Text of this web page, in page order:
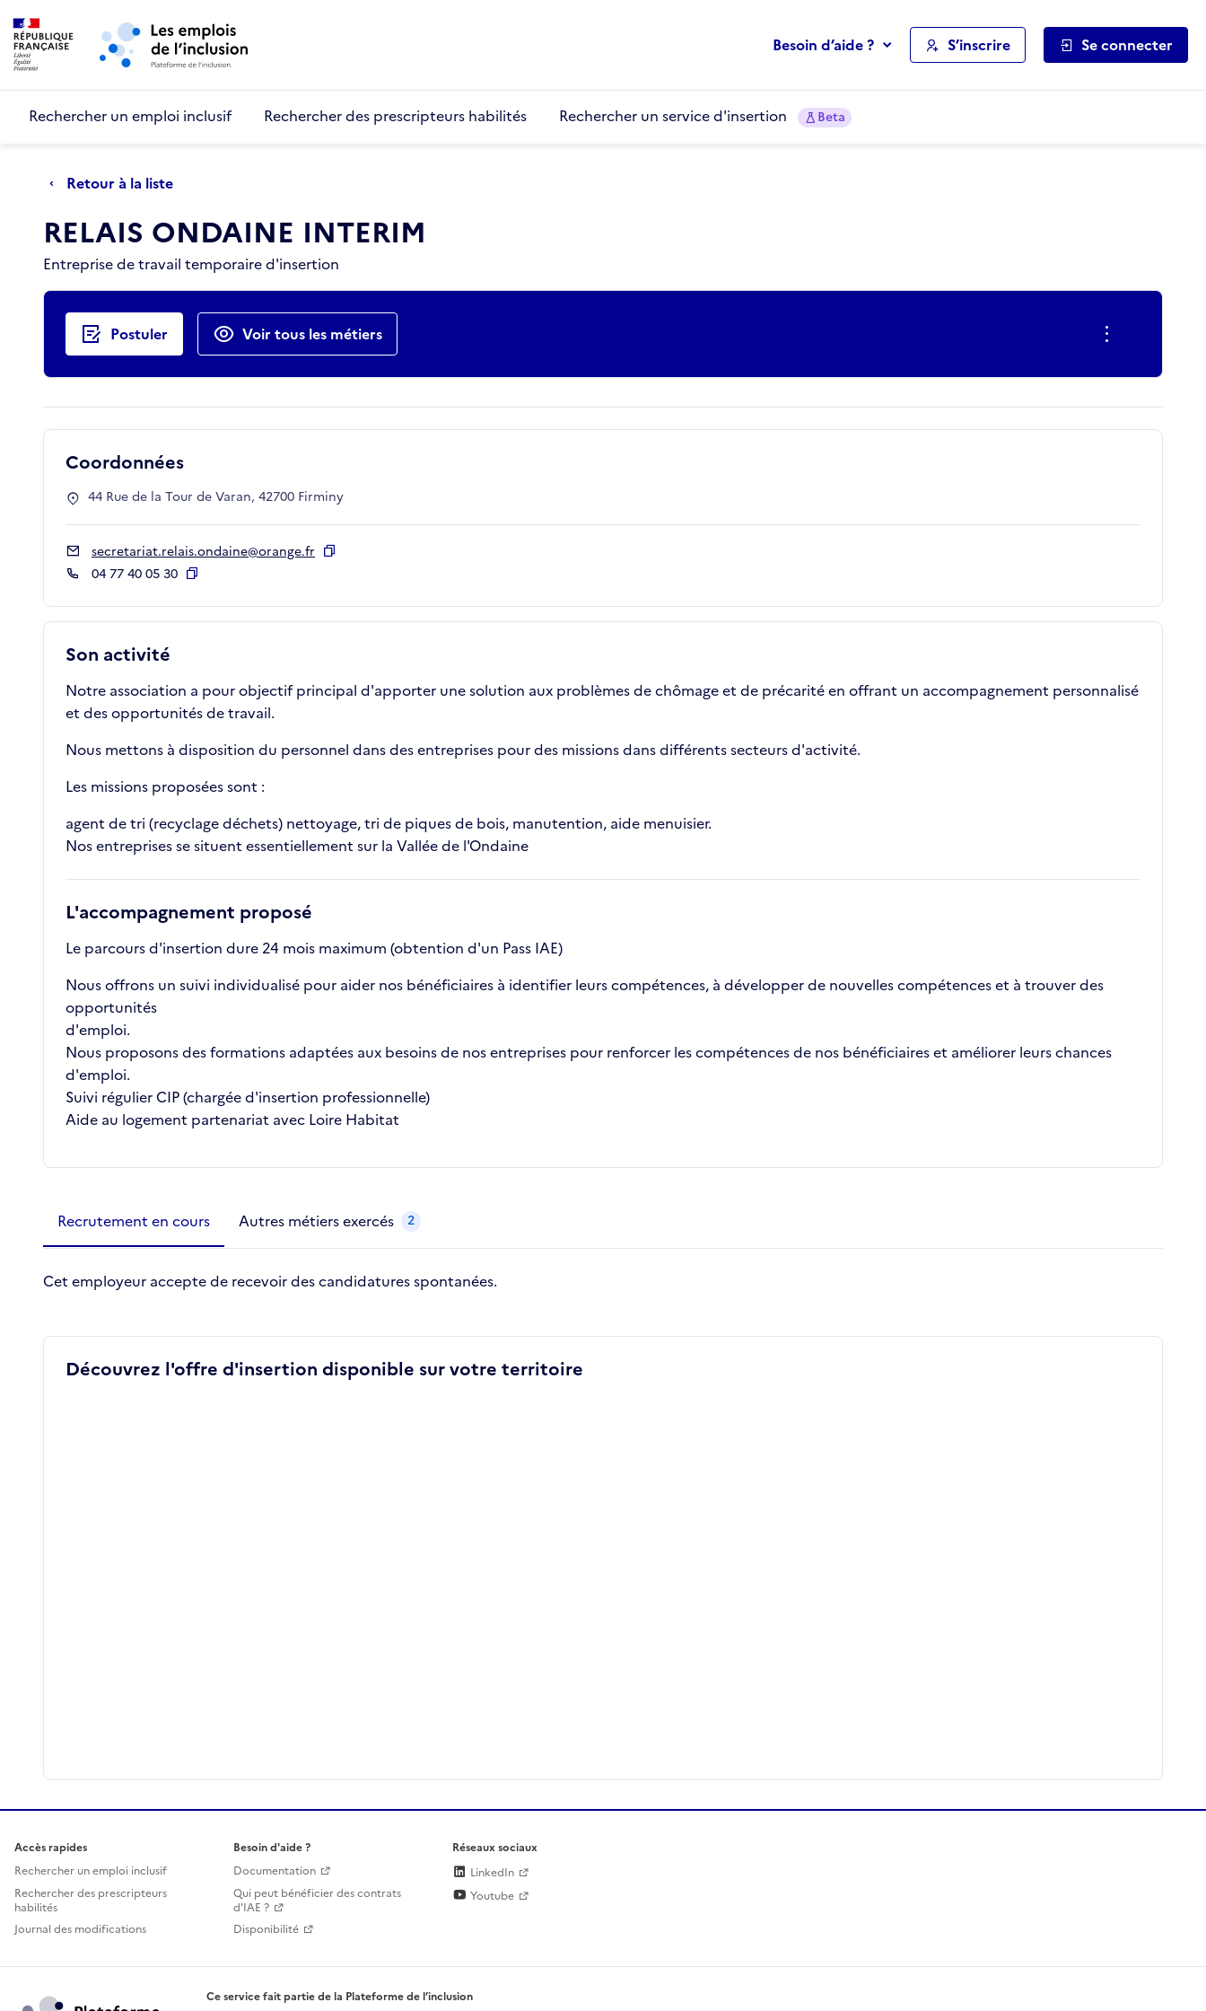
Aller au menu principal
Besoin d’aide ? S’inscrire Se connecter
Rechercher un emploi inclusif Rechercher des prescripteurs habilités Rechercher un service d'insertion Beta
Retour à la liste
RELAIS ONDAINE INTERIM
Entreprise de travail temporaire d'insertion
Actions rapides
Postuler Voir tous les métiers
Son activité
Notre association a pour objectif principal d'apporter une solution aux problèmes de chômage et de précarité en offrant un accompagnement personnalisé
et des opportunités de travail.
Nous mettons à disposition du personnel dans des entreprises pour des missions dans différents secteurs d'activité.
Les missions proposées sont :
agent de tri (recyclage déchets) nettoyage, tri de piques de bois, manutention, aide menuisier.
Nos entreprises se situent essentiellement sur la Vallée de l'Ondaine
L'accompagnement proposé
Le parcours d'insertion dure 24 mois maximum (obtention d'un Pass IAE)
Nous offrons un suivi individualisé pour aider nos bénéficiaires à identifier leurs compétences, à développer de nouvelles compétences et à trouver des
opportunités
d'emploi.
Nous proposons des formations adaptées aux besoins de nos entreprises pour renforcer les compétences de nos bénéficiaires et améliorer leurs chances
d'emploi.
Suivi régulier CIP (chargée d'insertion professionnelle)
Aide au logement partenariat avec Loire Habitat
Coordonnées
44 Rue de la Tour de Varan, 42700 Firminy
secretariat.relais.ondaine@orange.fr
04 77 40 05 30
Métiers de la structure
Recrutement en cours Autres métiers exercés 2
Cet employeur accepte de recevoir des candidatures spontanées.
Découvrez l'offre d'insertion disponible sur votre territoire
Accès rapides
Rechercher un emploi inclusif
Rechercher des prescripteurs
habilités
Journal des modifications
Besoin d'aide ?
Documentation
Qui peut bénéficier des contrats
d'IAE ?
Disponibilité
Réseaux sociaux
LinkedIn
Youtube
Ce service fait partie de la Plateforme de l’inclusion